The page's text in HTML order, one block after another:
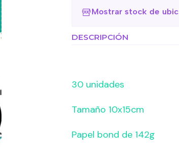
Mostrar stock de
DESCRIPCIÓN
30 unidades
Tamaño 10x15cm
Papel bond de 142g